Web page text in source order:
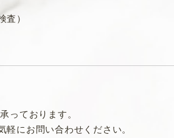
査）
っております。
軽にお問い合わせください。